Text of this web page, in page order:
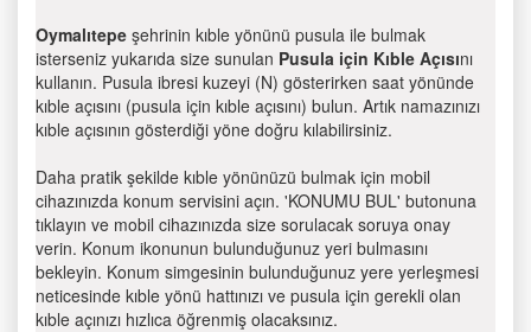
Oymalıtepe şehrinin kıble yönünü pusula ile bulmak
isterseniz yukarıda size sunulan Pusula için Kıble Açısını
kullanın. Pusula ibresi kuzeyi (N) gösterirken saat yönünde
kıble açısını (pusula için kıble açısını) bulun. Artık namazınızı
kıble açısının gösterdiği yöne doğru kılabilirsiniz.
Daha pratik şekilde kıble yönünüzü bulmak için mobil
cihazınızda konum servisini açın. 'KONUMU BUL' butonuna
tıklayın ve mobil cihazınızda size sorulacak soruya onay
verin. Konum ikonunun bulunduğunuz yeri bulmasını
bekleyin. Konum simgesinin bulunduğunuz yere yerleşmesi
neticesinde kıble yönü hattınızı ve pusula için gerekli olan
kıble açınızı hızlıca öğrenmiş olacaksınız.